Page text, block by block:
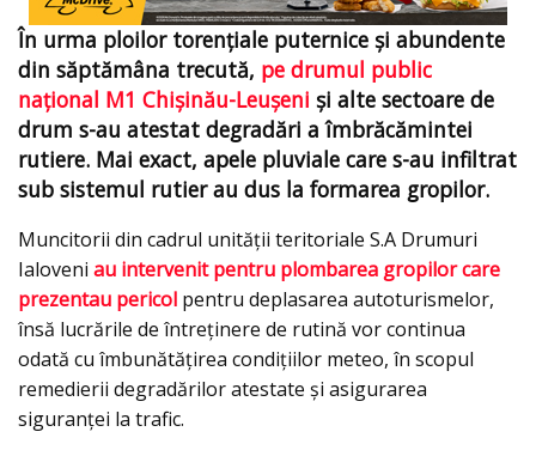
În urma ploilor torențiale puternice și abundente
din săptămâna trecută, pe drumul public
național M1 Chișinău-Leușeni şi alte sectoare de
drum s-au atestat degradări a îmbrăcămintei
rutiere. Mai exact, apele pluviale care s-au infiltrat
sub sistemul rutier au dus la formarea gropilor.
Muncitorii din cadrul unității teritoriale S.A Drumuri
Ialoveni au intervenit pentru plombarea gropilor care
prezentau pericol pentru deplasarea autoturismelor,
însă lucrările de întreținere de rutină vor continua
odată cu îmbunătățirea condițiilor meteo, în scopul
remedierii degradărilor atestate și asigurarea
siguranței la trafic.